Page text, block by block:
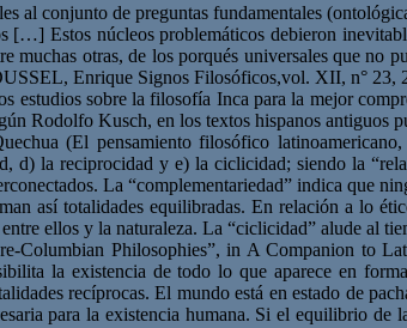
al conjunto de preguntas fundamentales
[…] Estos núcleos problemáticos debieron
muchas otras, de los porqués universales que
Enrique Signos Filosóficos,vol. XII, n° 23,
sobre la filosofía Inca para la mejor
Rodolfo Kusch, en los textos hispanos antiguos
(El pensamiento filosófico
d) la reciprocidad y e) la ciclicidad; siendo la
La “complementariedad” indica que
así totalidades equilibradas. En relación a lo
ellos y la naturaleza. La “ciclicidad” alude al
Columbian Philosophies”, in A Companion to
la existencia de todo lo que aparece en
recíprocas. El mundo está en estado de
para la existencia humana. Si el equilibrio de